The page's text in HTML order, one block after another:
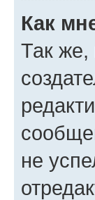
Как
Так же,
не